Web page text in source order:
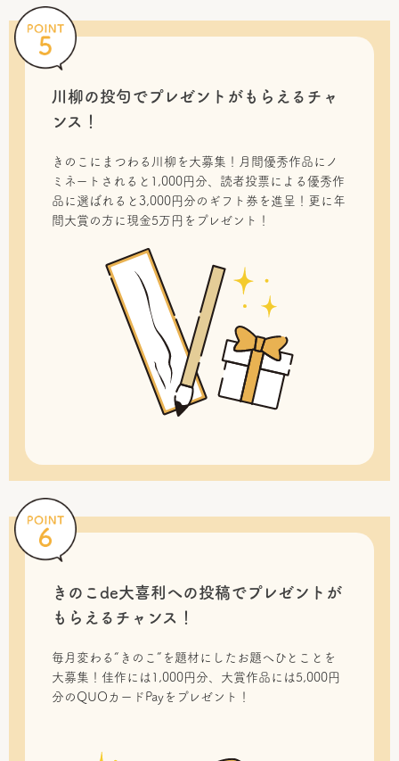
川柳の投句でプレゼントがもらえるチャ
ンス！
きのこにまつわる川柳を大募集！月間優秀作品にノ
ミネートされると1,000円分、読者投票による優秀作
品に選ばれると3,000円分のギフト券を進呈！更に年
間大賞の方に現金5万円をプレゼント！
きのこde大喜利への投稿でプレゼントが
もらえるチャンス！
毎月変わる“きのこ”を題材にしたお題へひとことを
大募集！佳作には1,000円分、大賞作品には5,000円
分のQUOカードPayをプレゼント！